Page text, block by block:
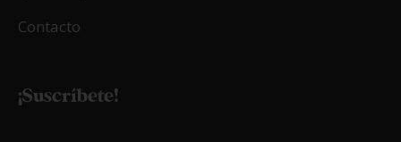
Contacto
¡Suscríbete!